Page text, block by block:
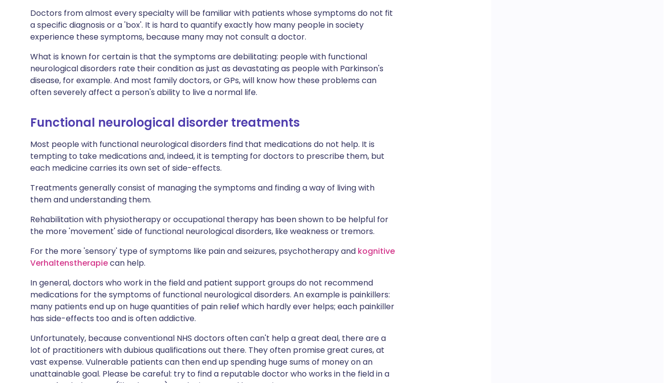
Doctors from almost every specialty will be familiar with patients whose symptoms do not fit
a specific diagnosis or a 'box'. It is hard to quantify exactly how many people in society
experience these symptoms, because many may not consult a doctor.
What is known for certain is that the symptoms are debilitating: people with functional
neurological disorders rate their condition as just as devastating as people with Parkinson's
disease, for example. And most family doctors, or GPs, will know how these problems can
often severely affect a person's ability to live a normal life.
Functional neurological disorder treatments
Most people with functional neurological disorders find that medications do not help. It is
tempting to take medications and, indeed, it is tempting for doctors to prescribe them, but
each medicine carries its own set of side-effects.
Treatments generally consist of managing the symptoms and finding a way of living with
them and understanding them.
Rehabilitation with physiotherapy or occupational therapy has been shown to be helpful for
the more 'movement' side of functional neurological disorders, like weakness or tremors.
For the more 'sensory' type of symptoms like pain and seizures, psychotherapy and kognitive
Verhaltenstherapiecan help.
In general, doctors who work in the field and patient support groups do not recommend
medications for the symptoms of functional neurological disorders. An example is painkillers:
many patients end up on huge quantities of pain relief which hardly ever helps; each painkiller
has side-effects too and is often addictive.
Unfortunately, because conventional NHS doctors often can't help a great deal, there are a
lot of practitioners with dubious qualifications out there. They often promise great cures, at
vast expense. Vulnerable patients can then end up spending huge sums of money on an
unattainable goal. Please be careful: try to find a reputable doctor who works in the field in a